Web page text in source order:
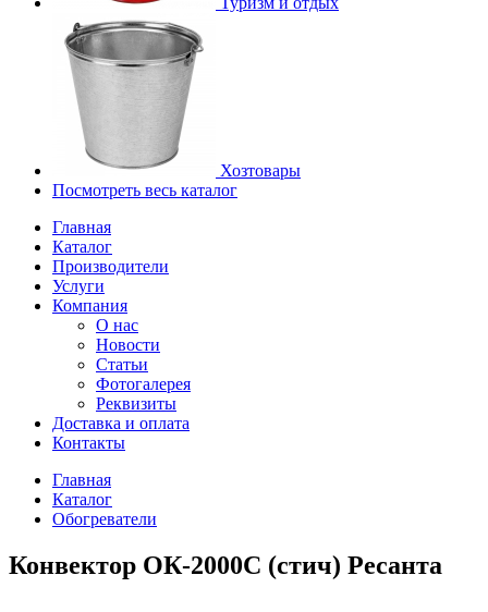
Хозтовары
Посмотреть весь каталог
Главная
Каталог
Производители
Услуги
Компания
О нас
Новости
Статьи
Фотогалерея
Реквизиты
Доставка и оплата
Контакты
Главная
Каталог
Обогреватели
Конвектор ОК-2000С (стич) Ресанта